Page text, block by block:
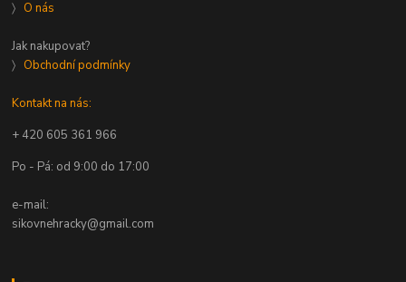
〉 O nás
Jak nakupovat?
〉 Obchodní podmínky
Kontakt na nás:
+ 420 605 361 966
Po - Pá: od 9:00 do 17:00
e-mail:
sikovnehracky@gmail.com